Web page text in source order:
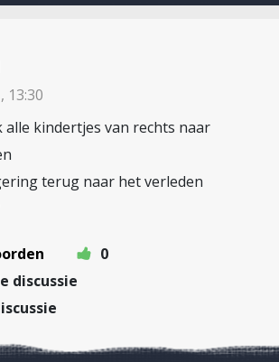
13:30
alle kindertjes van rechts naar
terug naar het verleden
0
discussie